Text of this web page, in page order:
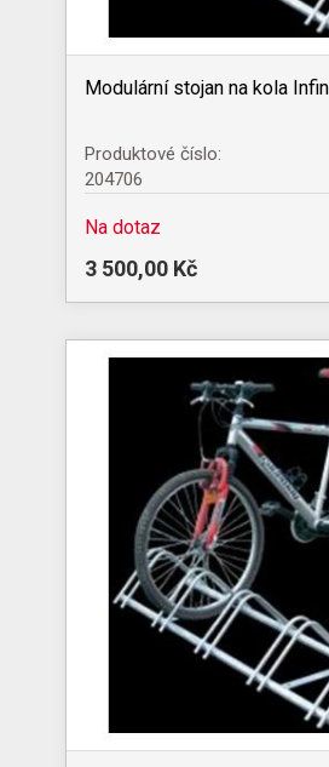
Modulární stojan na kola
Produktové číslo:
204706
Na dotaz
3 500,00 Kč